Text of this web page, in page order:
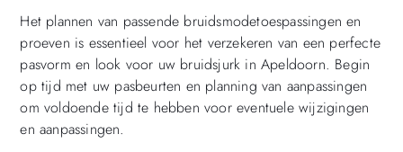
Het plannen van passende bruidsmodetoespassingen en
proeven is essentieel voor het verzekeren van een perfecte
pasvorm en look voor uw bruidsjurk in Apeldoorn. Begin
op tijd met uw pasbeurten en planning van aanpassingen
om voldoende tijd te hebben voor eventuele wijzigingen
en aanpassingen.